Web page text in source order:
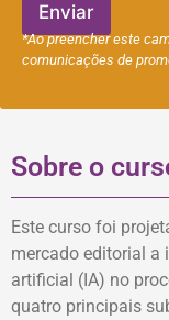
o
n
e
Enviar
*Ao preencher este
comunicações de
Sobre o
Este curso foi
mercado editorial a
artificial (IA) no
quatro principais